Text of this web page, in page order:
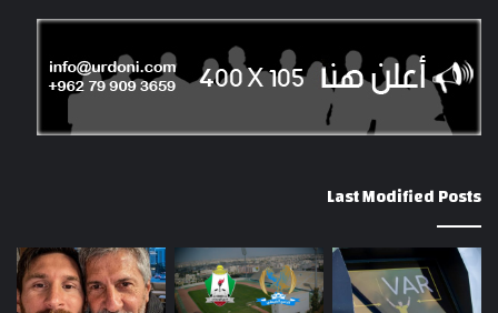
Last Modified Posts